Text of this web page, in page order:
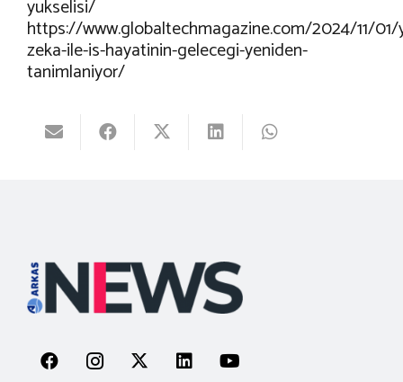
yukselisi/
https://www.globaltechmagazine.com/2024/11/
zeka-ile-is-hayatinin-gelecegi-yeniden-
tanimlaniyor/